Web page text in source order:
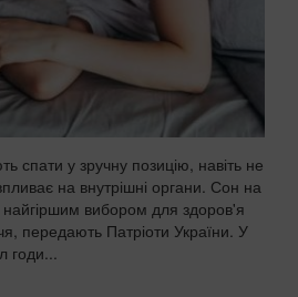
спати у зручну позицію, навіть не
на внутрішні органи. Сон на
найгіршим вибором для здоров'я
передають Патріоти України. У
годи...